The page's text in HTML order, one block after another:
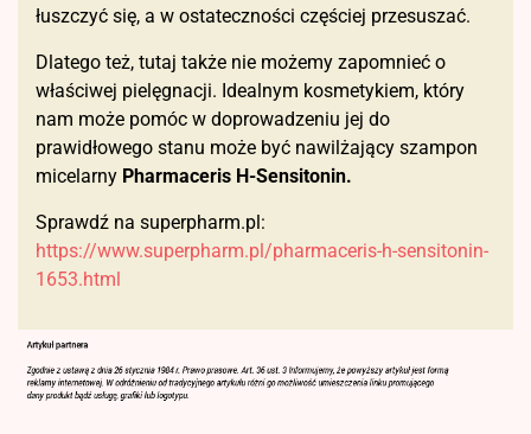
łuszczyć się, a w ostateczności częściej przesuszać.
Dlatego też, tutaj także nie możemy zapomnieć o
właściwej pielęgnacji. Idealnym kosmetykiem, który
nam może pomóc w doprowadzeniu jej do
prawidłowego stanu może być nawilżający szampon
micelarny Pharmaceris H-Sensitonin.
Sprawdź na superpharm.pl:
https://www.superpharm.pl/pharmaceris-h-sensitonin-
1653.html